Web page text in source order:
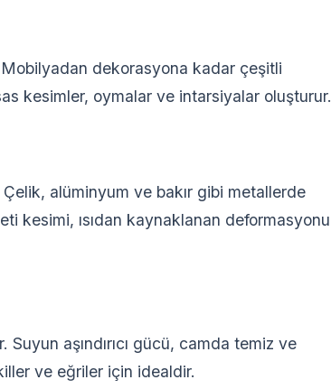
dekorasyona kadar çeşitli
kesimler, oymalar ve intarsiyalar oluşturur.
alüminyum ve bakır gibi metallerde
kesimi, ısıdan kaynaklanan deformasyonu
aşındırıcı gücü, camda temiz ve
ve eğriler için idealdir.